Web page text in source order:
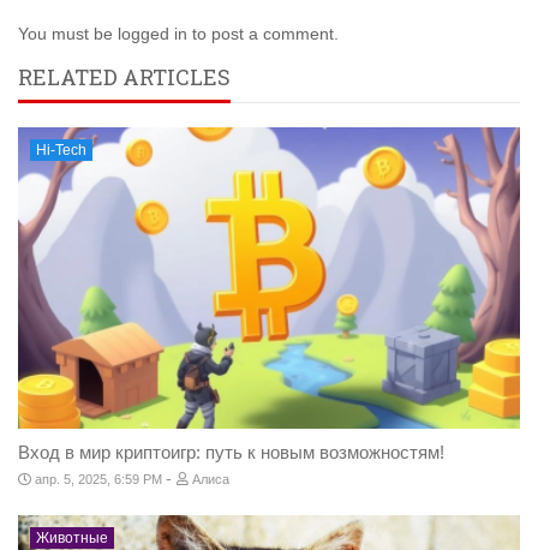
You must be logged in to post a comment.
RELATED ARTICLES
Hi-Tech
Вход в мир криптоигр: путь к новым возможностям!
апр. 5, 2025, 6:59 PM - Алиса
Животные